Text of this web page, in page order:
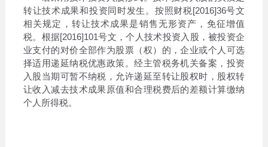
转让技术成果和投资同时发生。按照财税[2016]36号文
相关规定，转让技术成果是销售无形资产，免征增值
税。根据[2016]101号文，个人技术投资入股，被投资企
业支付的对价全部作为股票（权）的，企业或个人可选
择适用递延纳税优惠政策。经主管税务机关备案，投资
入股当期可暂不纳税，允许递延至转让股权时，股权转
让收入减去技术成果原值和合理税费后的差额计算缴纳
个人所得税。